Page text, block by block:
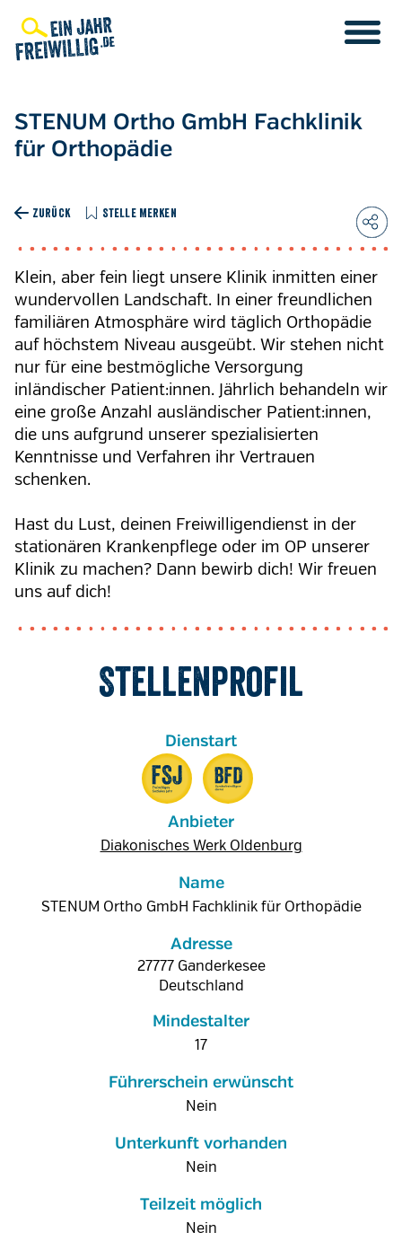
zum
Inhalt
STENUM Ortho GmbH Fachklinik
für Orthopädie
ZURÜCK STELLE MERKEN
Klein, aber fein liegt unsere Klinik inmitten einer
wundervollen Landschaft. In einer freundlichen
familiären Atmosphäre wird täglich Orthopädie
auf höchstem Niveau ausgeübt. Wir stehen nicht
nur für eine bestmögliche Versorgung
inländischer Patient:innen. Jährlich behandeln wir
eine große Anzahl ausländischer Patient:innen,
die uns aufgrund unserer spezialisierten
Kenntnisse und Verfahren ihr Vertrauen
schenken.
Hast du Lust, deinen Freiwilligendienst in der
stationären Krankenpflege oder im OP unserer
Klinik zu machen? Dann bewirb dich! Wir freuen
uns auf dich!
Stellenprofil
Anbieter
Diakonisches Werk Oldenburg
Name
STENUM Ortho GmbH Fachklinik für Orthopädie
Adresse
27777 Ganderkesee
Deutschland
Mindestalter
17
Führerschein erwünscht
Nein
Unterkunft vorhanden
Nein
Teilzeit möglich
Nein